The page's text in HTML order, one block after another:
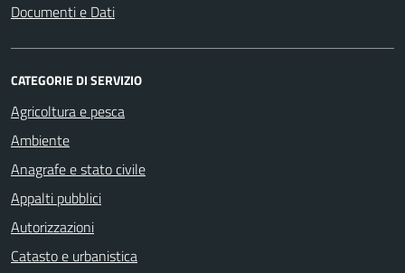
Documenti e Dati
CATEGORIE DI SERVIZIO
Agricoltura e pesca
Ambiente
Anagrafe e stato civile
Appalti pubblici
Autorizzazioni
Catasto e urbanistica